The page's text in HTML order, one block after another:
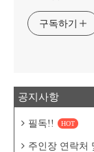
구독하기
공지사항
필독!! HOT
주인장 연락처